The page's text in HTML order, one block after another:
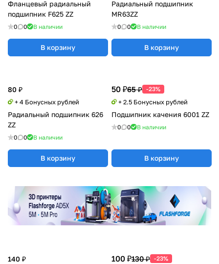
Фланцевый радиальный
подшипник F625 ZZ
0 0 В наличии
В корзину
Радиальный подшипник
MR63ZZ
0 0 В наличии
В корзину
80 ₽
+ 4 Бонусных рублей
Радиальный подшипник 626
ZZ
0 0 В наличии
В корзину
50 ₽65 ₽ -23%
+ 2.5 Бонусных рублей
Подшипник качения 6001 ZZ
0 0 В наличии
В корзину
140 ₽ 100 ₽130 ₽ -23%